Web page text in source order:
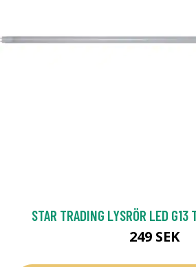
STAR TRADING LYSRÖR LED
249 SEK